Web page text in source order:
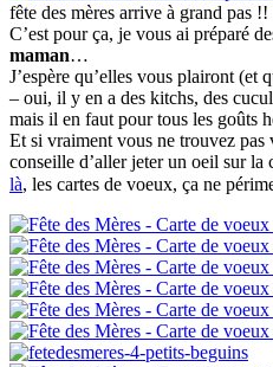
fête des mères arrive à grand pas !!
C’est pour ça, je vous ai préparé
maman…
J’espère qu’elles vous plairont (et
– oui, il y en a des kitchs, des
mais il en faut pour tous les goûts
Et si vraiment vous ne trouvez
conseille d’aller jeter un oeil sur la
là, les cartes de voeux, ça ne